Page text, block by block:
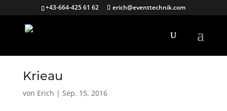
+43-664-425 61 62 erich@eventtechnik.com
Krieau
von Erich | Sep. 15, 2016